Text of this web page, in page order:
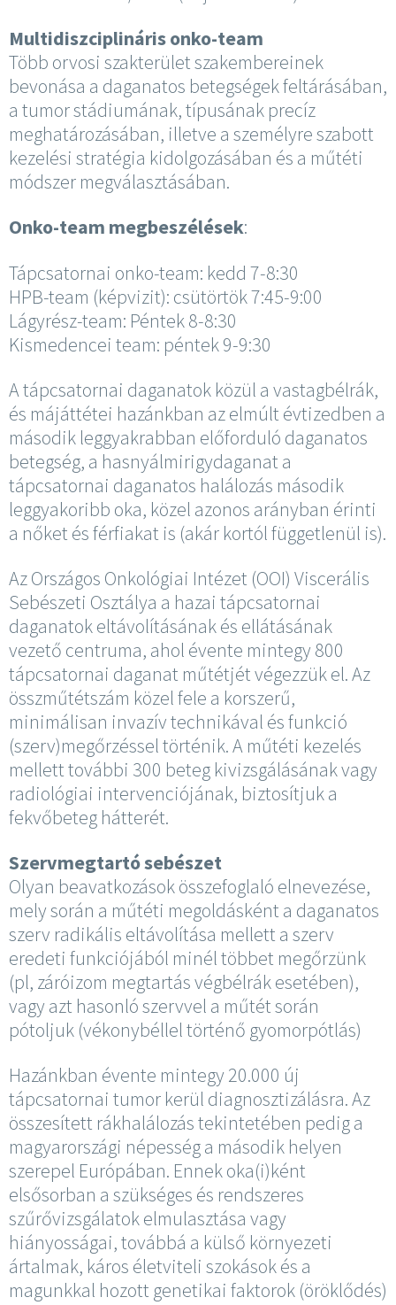
Multidiszciplináris onko-team
Több orvosi szakterület szakembereinek
bevonása a daganatos betegségek feltárásában,
a tumor stádiumának, típusának precíz
meghatározásában, illetve a személyre szabott
kezelési stratégia kidolgozásában és a műtéti
módszer megválasztásában.
Onko-team megbeszélések:
Tápcsatornai onko-team: kedd 7-8:30
HPB-team (képvizit): csütörtök 7:45-9:00
Lágyrész-team: Péntek 8-8:30
Kismedencei team: péntek 9-9:30
A tápcsatornai daganatok közül a vastagbélrák,
és májáttétei hazánkban az elmúlt évtizedben a
második leggyakrabban előforduló daganatos
betegség, a hasnyálmirigydaganat a
tápcsatornai daganatos halálozás második
leggyakoribb oka, közel azonos arányban érinti
a nőket és férfiakat is (akár kortól függetlenül is).
Az Országos Onkológiai Intézet (OOI) Viscerális
Sebészeti Osztálya a hazai tápcsatornai
daganatok eltávolításának és ellátásának
vezető centruma, ahol évente mintegy 800
tápcsatornai daganat műtétjét végezzük el. Az
összműtétszám közel fele a korszerű,
minimálisan invazív technikával és funkció
(szerv)megőrzéssel történik. A műtéti kezelés
mellett további 300 beteg kivizsgálásának vagy
radiológiai intervenciójának, biztosítjuk a
fekvőbeteg hátterét.
Szervmegtartó sebészet
Olyan beavatkozások összefoglaló elnevezése,
mely során a műtéti megoldásként a daganatos
szerv radikális eltávolítása mellett a szerv
eredeti funkciójából minél többet megőrzünk
(pl, záróizom megtartás végbélrák esetében),
vagy azt hasonló szervvel a műtét során
pótoljuk (vékonybéllel történő gyomorpótlás)
Hazánkban évente mintegy 20.000 új
tápcsatornai tumor kerül diagnosztizálásra. Az
összesített rákhalálozás tekintetében pedig a
magyarországi népesség a második helyen
szerepel Európában. Ennek oka(i)ként
elsősorban a szükséges és rendszeres
szűrővizsgálatok elmulasztása vagy
hiányosságai, továbbá a külső környezeti
ártalmak, káros életviteli szokások és a
magunkkal hozott genetikai faktorok (öröklődés)